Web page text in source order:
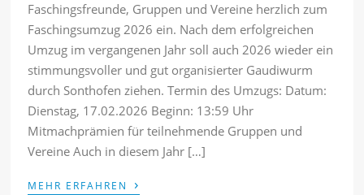
Faschingsfreunde, Gruppen und Vereine herzlich zum
Faschingsumzug 2026 ein. Nach dem erfolgreichen
Umzug im vergangenen Jahr soll auch 2026 wieder ein
stimmungsvoller und gut organisierter Gaudiwurm
durch Sonthofen ziehen. Termin des Umzugs: Datum:
Dienstag, 17.02.2026 Beginn: 13:59 Uhr
Mitmachprämien für teilnehmende Gruppen und
Vereine Auch in diesem Jahr […]
MEHR ERFAHREN ›